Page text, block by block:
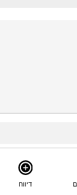
דיווח